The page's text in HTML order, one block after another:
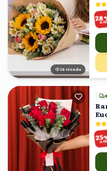
19 viendo
28
OFF
25OFF